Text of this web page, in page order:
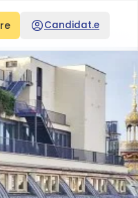
Candidat.e